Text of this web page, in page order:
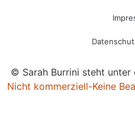
© Sarah Burrini steht unter
Nicht kommerziell-Keine